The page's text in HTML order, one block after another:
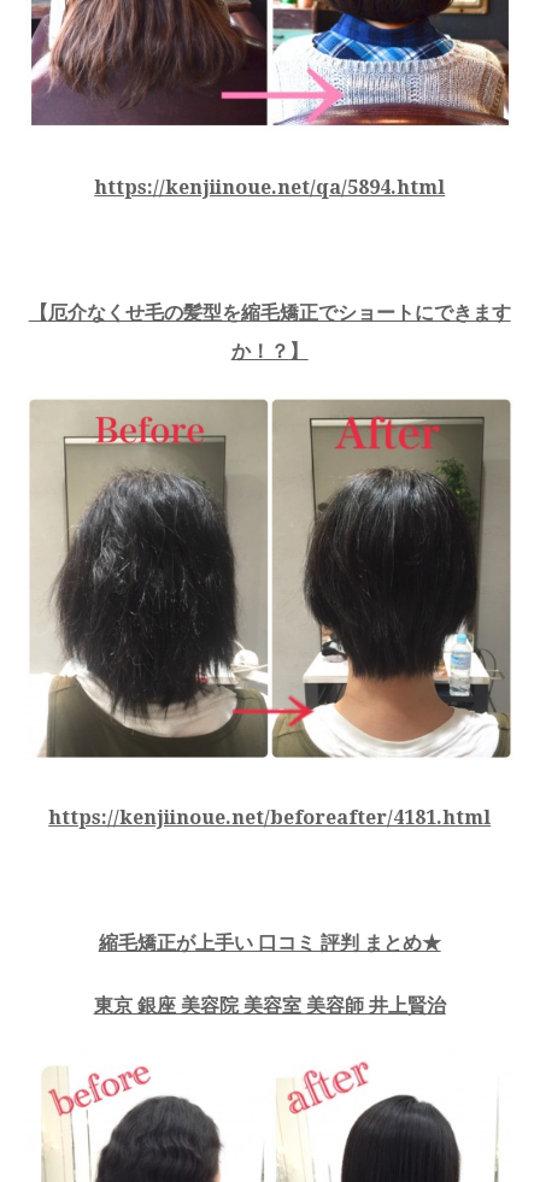
https://kenjiinoue.net/qa/5894.html
【 厄介なくせ毛の髪型を縮毛矯正でショートにできます
か！？ 】
https://kenjiinoue.net/beforeafter/4181.html
縮毛矯正が上手い 口コミ 評判 まとめ★
東京 銀座 美容院 美容室 美容師 井上賢治